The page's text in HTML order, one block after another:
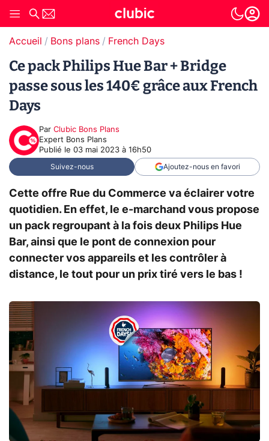
Accueil Bons plans French Days
Ce pack Philips Hue Bar + Bridge
passe sous les 140€ grâce aux French
Days
Par Clubic Bons Plans
Expert Bons Plans
Publié le 03 mai 2023 à 16h50
Suivez-nous Ajoutez-nous en favori
Cette offre Rue du Commerce va éclairer votre
quotidien. En effet, le e-marchand vous propose
un pack regroupant à la fois deux Philips Hue
Bar, ainsi que le pont de connexion pour
connecter vos appareils et les contrôler à
distance, le tout pour un prix tiré vers le bas !